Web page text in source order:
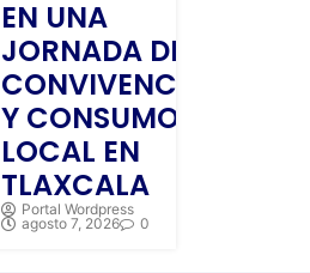
EN UNA
JORNADA DE
CONVIVENCIA
Y CONSUMO
LOCAL EN
TLAXCALA
Portal Wordpress
agosto 7, 2026
0